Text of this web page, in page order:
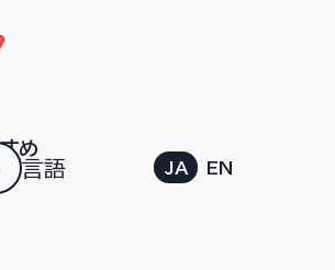
め
ド言語 JA EN